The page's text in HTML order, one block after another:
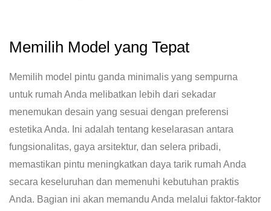
Memilih Model yang Tepat
Memilih model pintu ganda minimalis yang sempurna
untuk rumah Anda melibatkan lebih dari sekadar
menemukan desain yang sesuai dengan preferensi
estetika Anda. Ini adalah tentang keselarasan antara
fungsionalitas, gaya arsitektur, dan selera pribadi,
memastikan pintu meningkatkan daya tarik rumah Anda
secara keseluruhan dan memenuhi kebutuhan praktis
Anda. Bagian ini akan memandu Anda melalui faktor-faktor